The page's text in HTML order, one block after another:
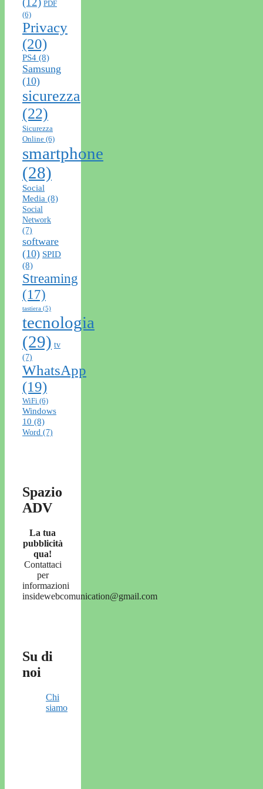
PDF
(6)
Privacy
(20)
PS4 (8)
Samsung
(10)
sicurezza
(22)
Sicurezza
Online (6)
smartphone
(28)
Social
Media (8)
Social
Network
(7)
software
(10) SPID
(8)
Streaming
(17)
tastiera (5)
tecnologia
(29) tv
(7)
WhatsApp
(19)
WiFi (6)
Windows
10 (8)
Word (7)
Spazio
ADV
La tua
pubblicità
qua!
Contattaci
per
informazioni
insidewebcomunication@gmail.com
Su di
noi
Chi
siamo